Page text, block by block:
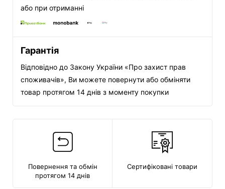
або при отриманні
Гарантія
Відповідно до Закону України «Про захист прав
споживачів», Ви можете повернути або обміняти
товар протягом 14 днів з моменту покупки
Повернення та обмін
протягом 14 днів
Сертифіковані товари